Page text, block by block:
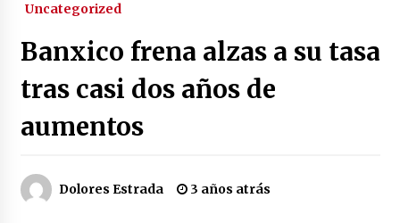
Héctor Díaz-Polanco renuncia a la presidencia
de Morena en la CDMX
SMN alerta por lluvias intensas, granizo y calor
extremo en gran parte de México
Uncategorized
Banxico frena alzas a su tasa
tras casi dos años de
aumentos
Dolores Estrada 3 años atrás